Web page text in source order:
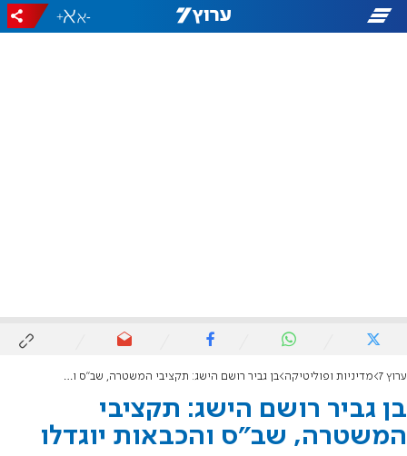
-
+
ערוץ 7 מדיניות ופוליטיקה בן גביר רושם הישג: תקציבי המשטרה, שב"ס והכבאות יוגדלו
בן גביר רושם הישג: תקציבי
המשטרה, שב"ס והכבאות יוגדלו